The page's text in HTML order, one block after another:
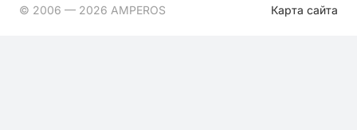
© 2006 — 2026 AMPEROS Карта сайта